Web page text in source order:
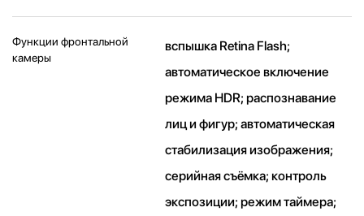
Функции фронтальной
камеры
вспышка Retina Flash;
автоматическое включение
режима HDR; распознавание
лиц и фигур; автоматическая
стабилизация изображения;
серийная съëмка; контроль
экспозиции; режим таймера;